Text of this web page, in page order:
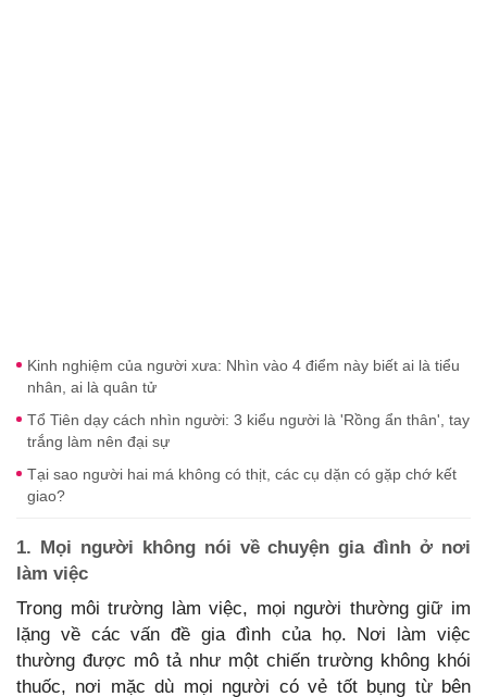
Kinh nghiệm của người xưa: Nhìn vào 4 điểm này biết ai là tiểu
nhân, ai là quân tử
Tổ Tiên dạy cách nhìn người: 3 kiểu người là 'Rồng ẩn thân', tay
trắng làm nên đại sự
Tại sao người hai má không có thịt, các cụ dặn có gặp chớ kết
giao?
1. Mọi người không nói về chuyện gia đình ở nơi
làm việc
Trong môi trường làm việc, mọi người thường giữ im
lặng về các vấn đề gia đình của họ. Nơi làm việc
thường được mô tả như một chiến trường không khói
thuốc, nơi mặc dù mọi người có vẻ tốt bụng từ bên